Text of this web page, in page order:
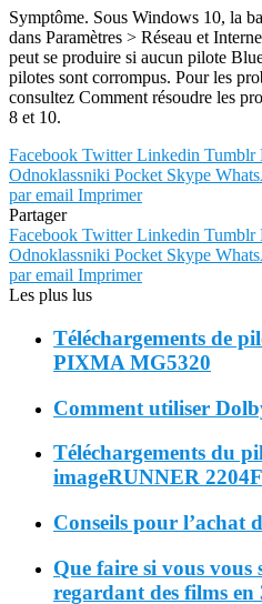
Symptôme. Sous Windows 10, la
dans Paramètres > Réseau et
peut se produire si aucun pilote
pilotes sont corrompus. Pour les
consultez Comment résoudre les
8 et 10.
Facebook Twitter Linkedin Tumblr
Odnoklassniki Pocket Skype
par email Imprimer
Partager
Facebook Twitter Linkedin Tumblr
Odnoklassniki Pocket Skype
par email Imprimer
Les plus lus
Téléchargements de
PIXMA MG5320
Comment utiliser
Téléchargements du
imageRUNNER 2204F
Conseils pour l’achat
Que faire si vous vous
regardant des films en